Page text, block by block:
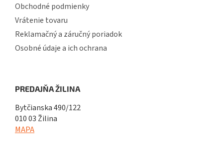
Obchodné podmienky
Vrátenie tovaru
Reklamačný a záručný poriadok
Osobné údaje a ich ochrana
PREDAJŇA ŽILINA
Bytčianska 490/122
010 03 Žilina
MAPA